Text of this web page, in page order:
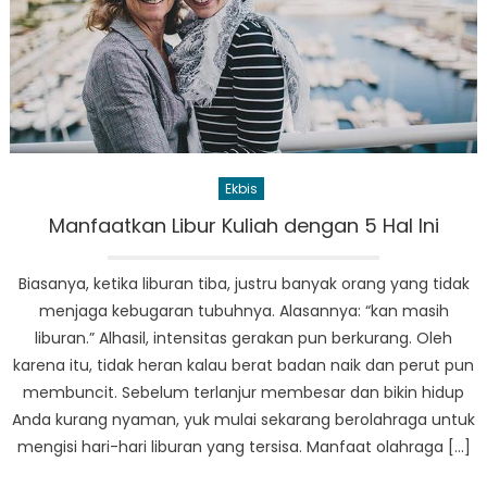
Ekbis
Manfaatkan Libur Kuliah dengan 5 Hal Ini
Biasanya, ketika liburan tiba, justru banyak orang yang tidak
menjaga kebugaran tubuhnya. Alasannya: “kan masih
liburan.” Alhasil, intensitas gerakan pun berkurang. Oleh
karena itu, tidak heran kalau berat badan naik dan perut pun
membuncit. Sebelum terlanjur membesar dan bikin hidup
Anda kurang nyaman, yuk mulai sekarang berolahraga untuk
mengisi hari-hari liburan yang tersisa. Manfaat olahraga […]